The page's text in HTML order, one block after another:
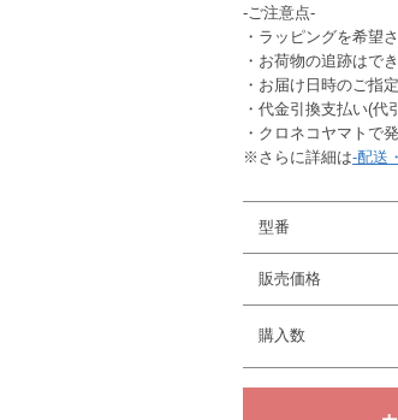
-ご注意点-
・ラッピングを希望
・お荷物の追跡はで
・お届け日時のご指
・代金引換支払い(代
・クロネコヤマトで
※さらに詳細は-配送
型番
販売価格
購入数